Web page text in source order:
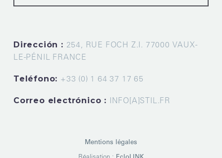
Dirección : 254, RUE FOCH Z.I. 77000 VAUX-
LE-PÉNIL FRANCE
Teléfono: +33 (0) 1 64 37 17 65
Correo electrónico : INFO[A]STIL.FR
Mentions légales